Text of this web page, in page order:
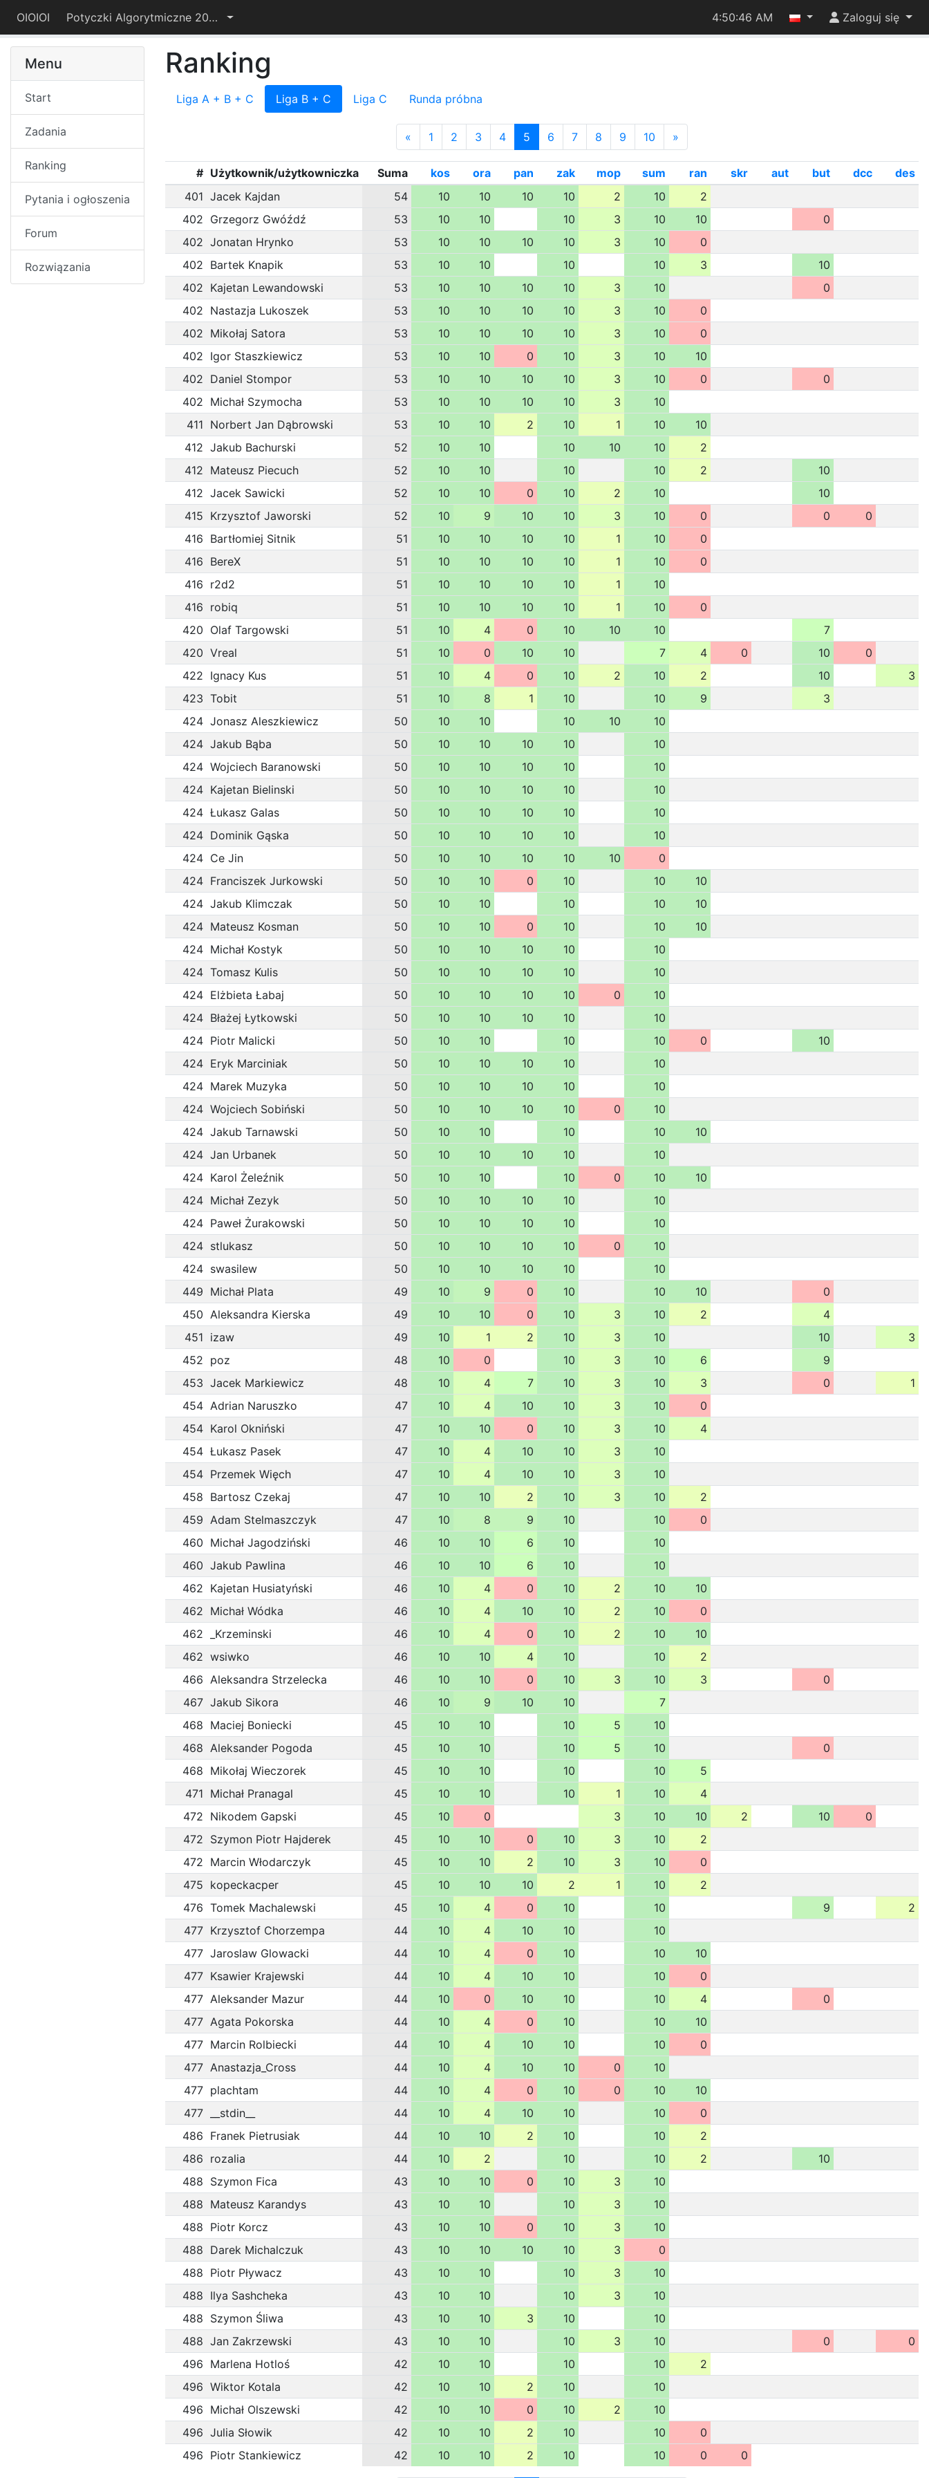
OIOIOI Potyczki Algorytmiczne 2021 4:50:47 AM Zaloguj się
Menu
Start
Zadania
Ranking
Pytania i ogłoszenia
Forum
Rozwiązania
Ranking
Liga A + B + C Liga B + C Liga C Runda próbna
« 1 2 3 4 5 6 7 8 9 10 »
# Użytkownik/użytkowniczka Suma kos ora pan zak mop sum ran skr aut but dcc
des
401 Jacek Kajdan 54 10 10 10 10 2 10
2
402 Grzegorz Gwóźdź 53 10 10 10 3 10 10
0
402 Jonatan Hrynko 53 10 10 10 10 3 10
0
402 Bartek Knapik 53 10 10 10 10 3
10
402 Kajetan Lewandowski 53 10 10 10 10 3 10
0
402 Nastazja Lukoszek 53 10 10 10 10 3 10
0
402 Mikołaj Satora 53 10 10 10 10 3 10
0
402 Igor Staszkiewicz 53 10 10 0 10 3 10
10
402 Daniel Stompor 53 10 10 10 10 3 10 0
0
402 Michał Szymocha 53 10 10 10 10 3
10
411 Norbert Jan Dąbrowski 53 10 10 2 10 1 10
10
412 Jakub Bachurski 52 10 10 10 10 10
2
412 Mateusz Piecuch 52 10 10 10 10 2
10
412 Jacek Sawicki 52 10 10 0 10 2 10
10
415 Krzysztof Jaworski 52 10 9 10 10 3 10 0 0
0
416 Bartłomiej Sitnik 51 10 10 10 10 1 10
0
416 BereX 51 10 10 10 10 1 10
0
416 r2d2 51 10 10 10 10 1
10
416 robiq 51 10 10 10 10 1 10
0
420 Olaf Targowski 51 10 4 0 10 10 10
7
420 Vreal 51 10 0 10 10 7 4 0 10
0
422 Ignacy Kus 51 10 4 0 10 2 10 2 10
3
423 Tobit 51 10 8 1 10 10 9
3
424 Jonasz Aleszkiewicz 50 10 10 10 10
10
424 Jakub Bąba 50 10 10 10 10
10
424 Wojciech Baranowski 50 10 10 10 10
10
424 Kajetan Bielinski 50 10 10 10 10
10
424 Łukasz Galas 50 10 10 10 10
10
424 Dominik Gąska 50 10 10 10 10
10
424 Ce Jin 50 10 10 10 10 10
0
424 Franciszek Jurkowski 50 10 10 0 10 10
10
424 Jakub Klimczak 50 10 10 10 10
10
424 Mateusz Kosman 50 10 10 0 10 10
10
424 Michał Kostyk 50 10 10 10 10
10
424 Tomasz Kulis 50 10 10 10 10
10
424 Elżbieta Łabaj 50 10 10 10 10 0
10
424 Błażej Łytkowski 50 10 10 10 10
10
424 Piotr Malicki 50 10 10 10 10 0
10
424 Eryk Marciniak 50 10 10 10 10
10
424 Marek Muzyka 50 10 10 10 10
10
424 Wojciech Sobiński 50 10 10 10 10 0
10
424 Jakub Tarnawski 50 10 10 10 10
10
424 Jan Urbanek 50 10 10 10 10
10
424 Karol Żeleźnik 50 10 10 10 0 10
10
424 Michał Zezyk 50 10 10 10 10
10
424 Paweł Żurakowski 50 10 10 10 10
10
424 stlukasz 50 10 10 10 10 0
10
424 swasilew 50 10 10 10 10
10
449 Michał Plata 49 10 9 0 10 10 10
0
450 Aleksandra Kierska 49 10 10 0 10 3 10 2
4
451 izaw 49 10 1 2 10 3 10 10
3
452 poz 48 10 0 10 3 10 6
9
453 Jacek Markiewicz 48 10 4 7 10 3 10 3 0
1
454 Adrian Naruszko 47 10 4 10 10 3 10
0
454 Karol Okniński 47 10 10 0 10 3 10
4
454 Łukasz Pasek 47 10 4 10 10 3
10
454 Przemek Więch 47 10 4 10 10 3
10
458 Bartosz Czekaj 47 10 10 2 10 3 10
2
459 Adam Stelmaszczyk 47 10 8 9 10 10
0
460 Michał Jagodziński 46 10 10 6 10
10
460 Jakub Pawlina 46 10 10 6 10
10
462 Kajetan Husiatyński 46 10 4 0 10 2 10
10
462 Michał Wódka 46 10 4 10 10 2 10
0
462
_Krzeminski 46 10 4 0 10 2 10
10
462 wsiwko 46 10 10 4 10 10
2
466 Aleksandra Strzelecka 46 10 10 0 10 3 10 3
0
467 Jakub Sikora 46 10 9 10 10
7
468 Maciej Boniecki 45 10 10 10 5
10
468 Aleksander Pogoda 45 10 10 10 5 10
0
468 Mikołaj Wieczorek 45 10 10 10 10
5
471 Michał Pranagal 45 10 10 10 1 10
4
472 Nikodem Gapski 45 10 0 3 10 10 2 10
0
472 Szymon Piotr Hajderek 45 10 10 0 10 3 10
2
472 Marcin Włodarczyk 45 10 10 2 10 3 10
0
475 kopeckacper 45 10 10 10 2 1 10
2
476 Tomek Machalewski 45 10 4 0 10 10 9
2
477 Krzysztof Chorzempa 44 10 4 10 10
10
477 Jaroslaw Glowacki 44 10 4 0 10 10
10
477 Ksawier Krajewski 44 10 4 10 10 10
0
477 Aleksander Mazur 44 10 0 10 10 10 4
0
477 Agata Pokorska 44 10 4 0 10 10
10
477 Marcin Rolbiecki 44 10 4 10 10 10
0
477 Anastazja_Cross 44 10 4 10 10 0
10
477 plachtam 44 10 4 0 10 0 10
10
477
__stdin__ 44 10 4 10 10 10
0
486 Franek Pietrusiak 44 10 10 2 10 10
2
486 rozalia 44 10 2 10 10 2
10
488 Szymon Fica 43 10 10 0 10 3
10
488 Mateusz Karandys 43 10 10 10 3
10
488 Piotr Korcz 43 10 10 0 10 3
10
488 Darek Michalczuk 43 10 10 10 10 3
0
488 Piotr Pływacz 43 10 10 10 3
10
488 Ilya Sashcheka 43 10 10 10 3
10
488 Szymon Śliwa 43 10 10 3 10
10
488 Jan Zakrzewski 43 10 10 10 3 10 0
0
496 Marlena Hotloś 42 10 10 10 10
2
496 Wiktor Kotala 42 10 10 2 10
10
496 Michał Olszewski 42 10 10 0 10 2
10
496 Julia Słowik 42 10 10 2 10 10
0
496 Piotr Stankiewicz 42 10 10 2 10 10 0 0